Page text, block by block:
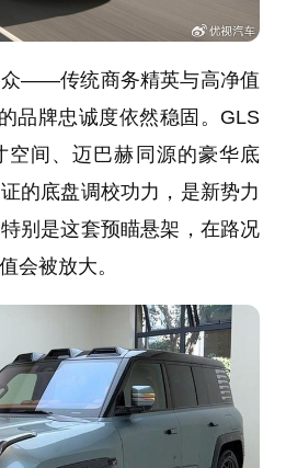
——传统商务精英与高净值
品牌忠诚度依然稳固。GLS
空间、迈巴赫同源的豪华底
的底盘调校功力，是新势力
别是这套预瞄悬架，在路况
会被放大。